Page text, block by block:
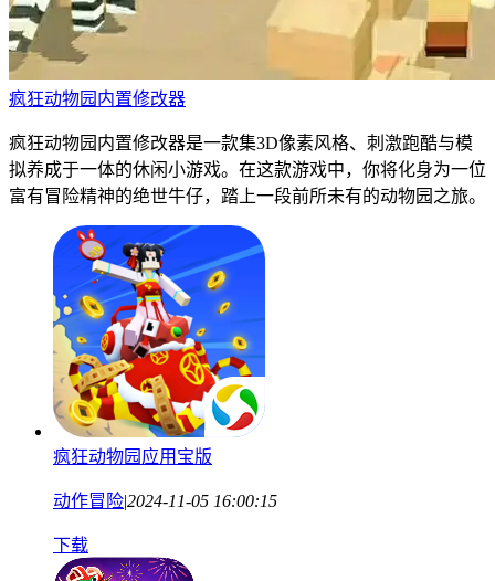
疯狂动物园内置修改器
疯狂动物园内置修改器是一款集3D像素风格、刺激跑酷与模
拟养成于一体的休闲小游戏。在这款游戏中，你将化身为一位
富有冒险精神的绝世牛仔，踏上一段前所未有的动物园之旅。
疯狂动物园应用宝版
动作冒险|2024-11-05 16:00:15
下载